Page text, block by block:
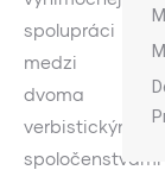
spolupráci
medzi
dvoma
verbistickými
spoločenstvami